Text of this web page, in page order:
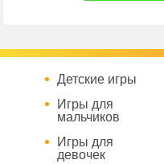
Детские игры
Игры для
мальчиков
Игры для
девочек